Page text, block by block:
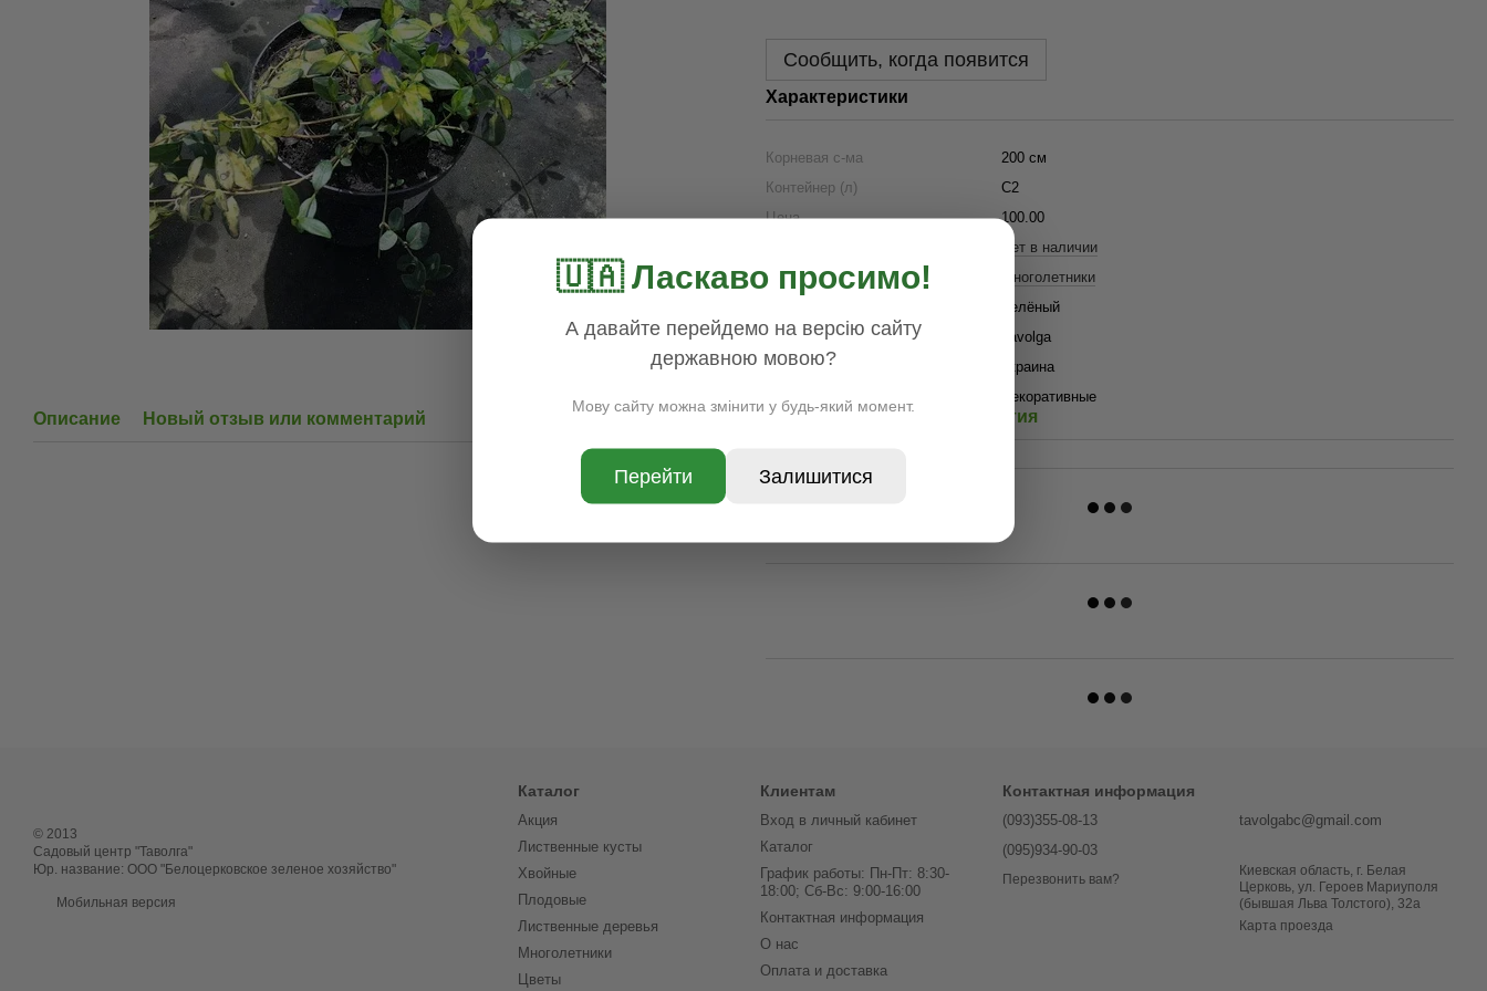
Описание Новый отзыв или комментарий
Сообщить, когда появится
Характеристики
Корневая с-ма
200 см
Контейнер (л)
C2
Цена
100.00
Нет в наличии
Раздел
Многолетники
Зелёный
Бренд
Tavolga
Страна производитель товара
Украина
Группа
Декоративные
Доставка Оплата Гарантия
© 2013
Садовый центр "Таволга"
Юр. название: ООО "Белоцерковское зеленое хозяйство"
Мобильная версия
Каталог
Акция
Лиственные кусты
Хвойные
Плодовые
Лиственные деревья
Многолетники
Цветы
Клиентам
Вход в личный кабинет
Каталог
График работы: Пн-Пт: 8:30-
18:00; Сб-Вс: 9:00-16:00
Контактная информация
О нас
Оплата и доставка
Контактная информация
(093)355-08-13
(095)934-90-03
Перезвонить вам?
tavolgabc@gmail.com
Киевская область, г. Белая
Церковь, ул. Героев Мариуполя
(бывшая Льва Толстого), 32a
Карта проезда
🇺🇦 Ласкаво просимо!
А давайте перейдемо на версію сайту
державною мовою?
Мову сайту можна змінити у будь-який момент.
Перейти Залишитися